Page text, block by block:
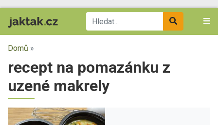
Domů »
recept na pomazánku z
uzené makrely